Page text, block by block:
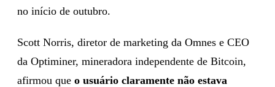
no início de outubro.
Scott Norris, diretor de marketing da Omnes e CEO
da Optiminer, mineradora independente de Bitcoin,
afirmou que o usuário claramente não estava